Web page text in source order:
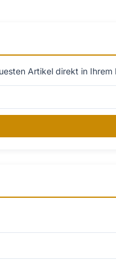
Artikel direkt in